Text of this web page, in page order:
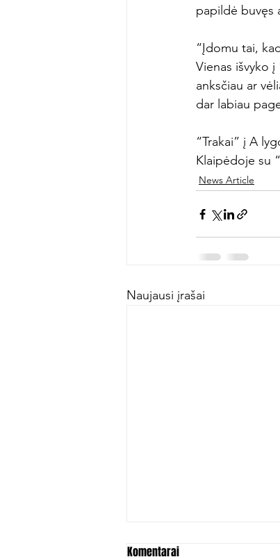
papildė buvęs
“Įdomu tai,
Vienas išvyko
anksčiau ar
dar labiau
“Trakai” į A
Klaipėdoje su
News Article
Naujausi įrašai
Komentarai